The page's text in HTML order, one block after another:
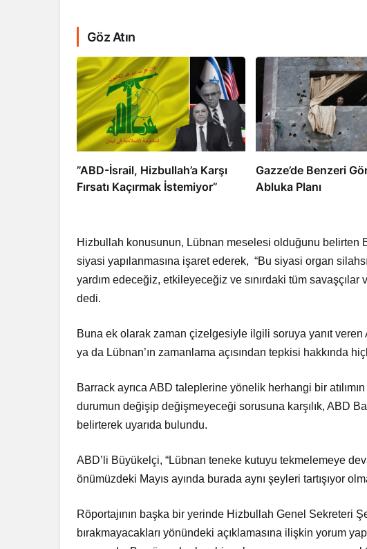
Göz Atın
​​​​​​​”ABD-İsrail, Hizbullah’a Karşı
Fırsatı Kaçırmak İstemiyor”
​​​​​​​Gazze’de Benzeri
Abluka Planı
Hizbullah konusunun, Lübnan meselesi olduğunu belirten
siyasi yapılanmasına işaret ederek, “Bu siyasi organ
yardım edeceğiz, etkileyeceğiz ve sınırdaki tüm
dedi.
Buna ek olarak zaman çizelgesiyle ilgili soruya yanıt veren
ya da Lübnan’ın zamanlama açısından tepkisi hakkında
Barrack ayrıca ABD taleplerine yönelik herhangi bir
durumun değişip değişmeyeceği sorusuna karşılık, ABD
belirterek uyarıda bulundu.
ABD’li Büyükelçi, “Lübnan teneke kutuyu tekmelemeye
önümüzdeki Mayıs ayında burada aynı şeyleri tartışıyor
Röportajının başka bir yerinde Hizbullah Genel Sekreteri
bırakmayacakları yönündeki açıklamasına ilişkin yorum